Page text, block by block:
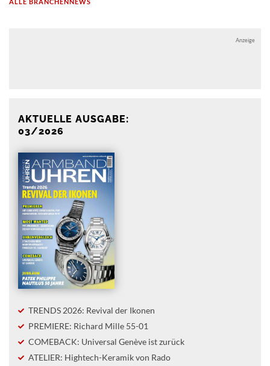
Anzeige
AKTUELLE AUSGABE:
03/2026
TRENDS 2026: Revival der Ikonen
PREMIERE: Richard Mille 55-01
COMEBACK: Universal Genève ist zurück
ATELIER: Hightech-Keramik von Rado